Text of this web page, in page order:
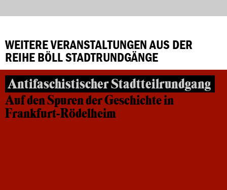
WEITERE VERANSTALTUNGEN AUS DER
REIHE BÖLL STADTRUNDGÄNGE
Antifaschistischer Stadtteilrundgang
Auf den Spuren der Geschichte in
Frankfurt-Rödelheim